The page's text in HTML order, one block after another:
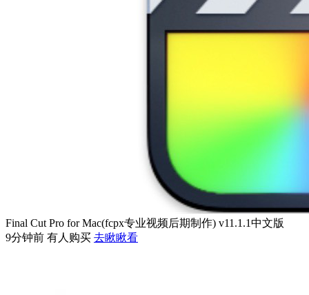
Final Cut Pro for Mac(fcpx专业视频后期制作) v11.1.1中文版
9分钟前 有人购买 去瞅瞅看